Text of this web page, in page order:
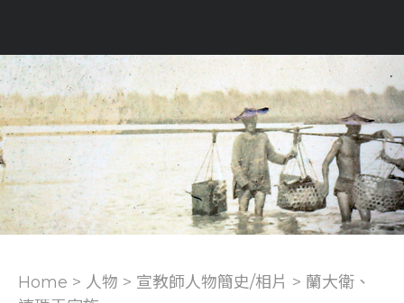
Home > 人物 > 宣教師人物簡史/相片 > 蘭大衛、